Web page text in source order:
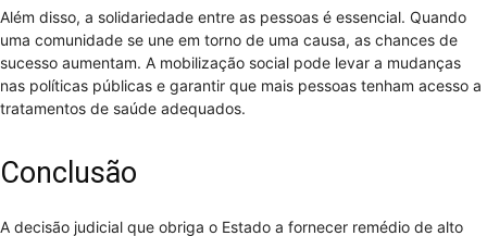
Além disso, a solidariedade entre as pessoas é essencial. Quando
uma comunidade se une em torno de uma causa, as chances de
sucesso aumentam. A mobilização social pode levar a mudanças
nas políticas públicas e garantir que mais pessoas tenham acesso a
tratamentos de saúde adequados.
Conclusão
A decisão judicial que obriga o Estado a fornecer remédio de alto